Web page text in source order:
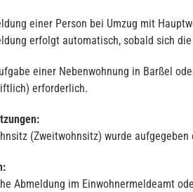
einer Person bei Umzug mit
erfolgt automatisch, sobald sich
einer Nebenwohnung in Barßel
erforderlich.
(Zweitwohnsitz) wurde aufgegeben
Abmeldung im Einwohnermeldeamt